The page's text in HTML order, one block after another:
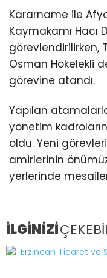
Kararname ile
Kaymakamı Hacı
görevlendirilirken,
Osman Hökelekli
görevine atandı.
Yapılan
yönetim
oldu. Yeni
amirlerinin
yerlerinde
İLGİNİZİ